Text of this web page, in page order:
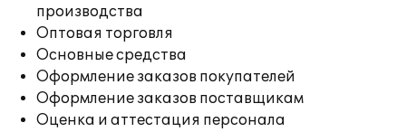
производства
Оптовая торговля
Основные средства
Оформление заказов покупателей
Оформление заказов поставщикам
Оценка и аттестация персонала